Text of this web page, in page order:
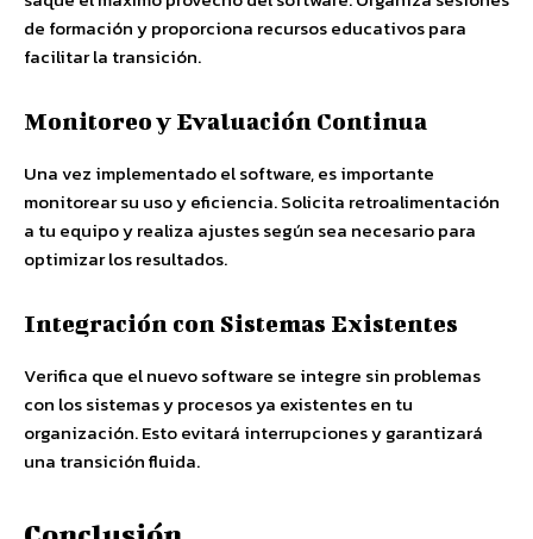
de formación y proporciona recursos educativos para
facilitar la transición.
Monitoreo y Evaluación Continua
Una vez implementado el software, es importante
monitorear su uso y eficiencia. Solicita retroalimentación
a tu equipo y realiza ajustes según sea necesario para
optimizar los resultados.
Integración con Sistemas Existentes
Verifica que el nuevo software se integre sin problemas
con los sistemas y procesos ya existentes en tu
organización. Esto evitará interrupciones y garantizará
una transición fluida.